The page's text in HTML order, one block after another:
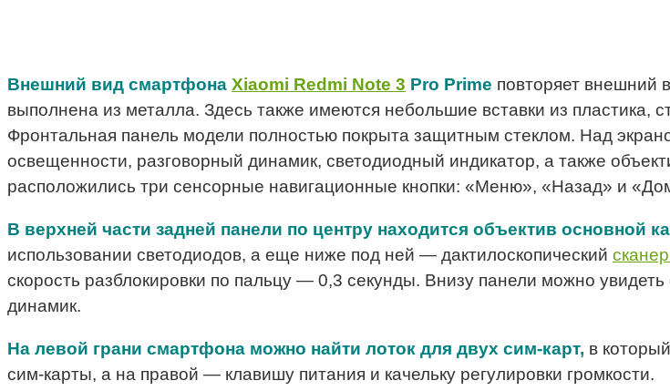
Внешний вид смартфона Xiaomi Redmi Note 3 Pro Prime повторяет внешний
выполнена из металла. Здесь также имеются небольшие вставки из пластика,
Фронтальная панель модели полностью покрыта защитным стеклом. Над
освещенности, разговорный динамик, светодиодный индикатор, а также
расположились три сенсорные навигационные кнопки: «Меню», «Назад» и
В верхней части задней панели по центру находится объектив основной
использовании светодиодов, а еще ниже под ней — дактилоскопический
скорость разблокировки по пальцу — 0,3 секунды. Внизу панели можно
динамик.
На левой грани смартфона можно найти лоток для двух сим-карт, в
сим-карты, а на правой — клавишу питания и качельку регулировки громкости.